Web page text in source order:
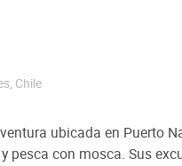
, Chile
ubicada en Puerto
pesca con mosca. Sus